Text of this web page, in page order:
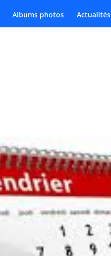
Albums photos Actualités